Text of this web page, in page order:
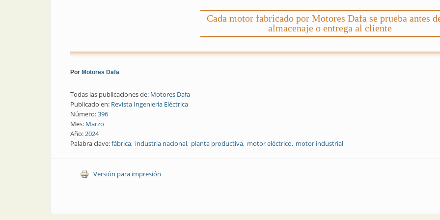
Cada motor fabricado por Motores Dafa se prueba antes
almacenaje o entrega al cliente
Por Motores Dafa
Todas las publicaciones de: Motores Dafa
Publicado en: Revista Ingeniería Eléctrica
Número:396
Mes: Marzo
Año:2024
Palabra clave:fábrica industria nacional planta productiva motor eléctrico motor industrial
Versión para impresión